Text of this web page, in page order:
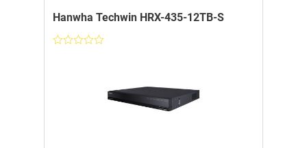
Hanwha Techwin HRX-435-12TB-S